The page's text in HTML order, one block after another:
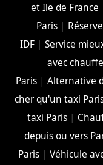
et Ile de France
Paris |
IDF |Service
avec
Paris |Alternative
cher qu'un taxi
taxi Paris|
depuis ou vers
Paris |Véhicule